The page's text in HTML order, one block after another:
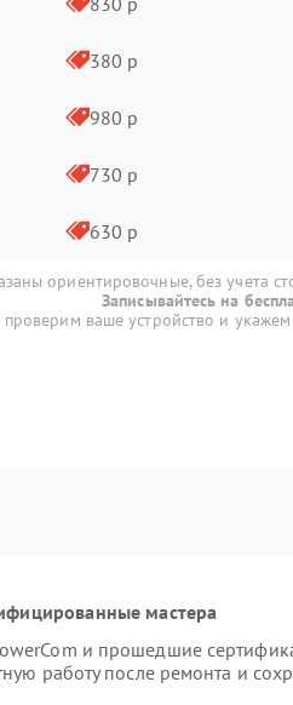
380 р
980 р
730 р
630 р
ориентировочные, без учета
Записывайтесь на
ваше устройство и укажем
мастера
и прошедшие
работу после ремонта и